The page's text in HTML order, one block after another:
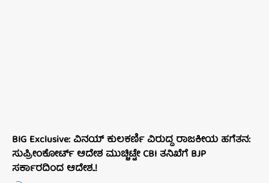
BIG Exclusive: ವಿನಯ್‌ ಕುಲಕರ್ಣಿ ವಿರುದ್ಧ ರಾಜಕೀಯ ಹಗೆತನ:
ಸುಪ್ರೀಂಕೋರ್ಟ್‌ ಆದೇಶ ಮುಚ್ಚಿಟ್ಟೇ CBI ತನಿಖೆಗೆ BJP
ಸರ್ಕಾರದಿಂದ ಆದೇಶ..!